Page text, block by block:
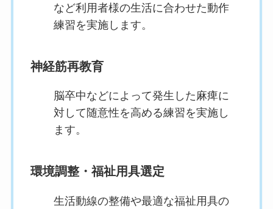
など利用者様の生活に合わせた動作
練習を実施します。
神経筋再教育
脳卒中などによって発生した麻痺に
対して随意性を高める練習を実施し
ます。
環境調整・福祉用具選定
生活動線の整備や最適な福祉用具の